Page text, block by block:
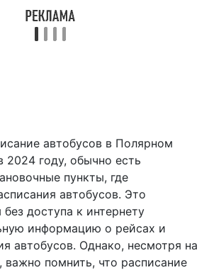
автобусов в Полярном
2024 году, обычно есть
пункты, где
автобусов. Это
доступа к интернету
информацию о рейсах и
автобусов. Однако, несмотря на
важно помнить, что расписание